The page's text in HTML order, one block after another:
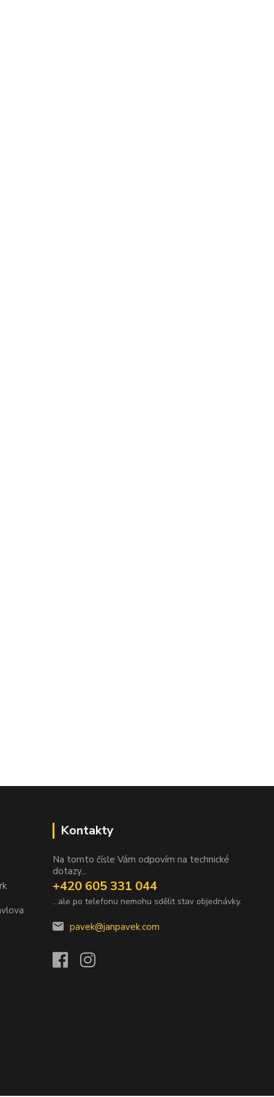
Kontakty
Na tomto čísle Vám odpovím na technické
dotazy...
+420 605 331 044
...ale po telefonu nemohu sdělit stav objednávky.
pavek@janpavek.com